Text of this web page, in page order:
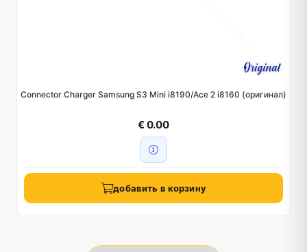
Connector Charger Samsung S3 Mini i8190/Ace 2 i8160 (оригинал)
€ 0.00
добавить в корзину